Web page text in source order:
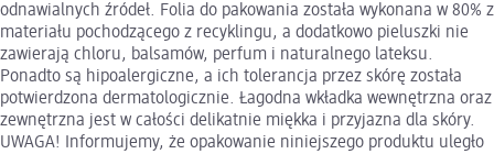
odnawialnych źródeł. Folia do pakowania została wykonana w 80% z
materiału pochodzącego z recyklingu, a dodatkowo pieluszki nie
zawierają chloru, balsamów, perfum i naturalnego lateksu.
Ponadto są hipoalergiczne, a ich tolerancja przez skórę została
potwierdzona dermatologicznie. Łagodna wkładka wewnętrzna oraz
zewnętrzna jest w całości delikatnie miękka i przyjazna dla skóry.
UWAGA! Informujemy, że opakowanie niniejszego produktu uległo